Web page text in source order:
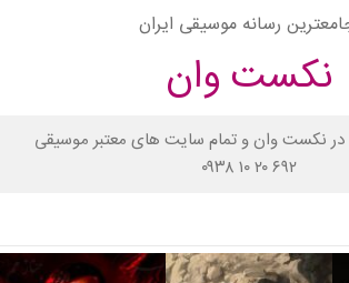
رسانه موسیقی ایران
نکست وان
نکست وان و تمام سایت های معتبر موسیقی
۰۹۳۸ ۱۰ ۲۰ ۶۹۲